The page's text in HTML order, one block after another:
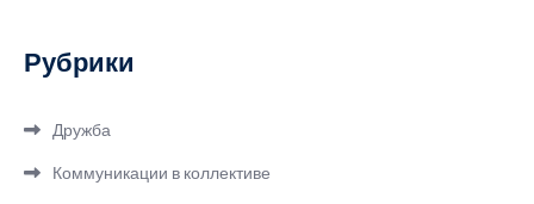
Рубрики
Дружба
Коммуникации в коллективе